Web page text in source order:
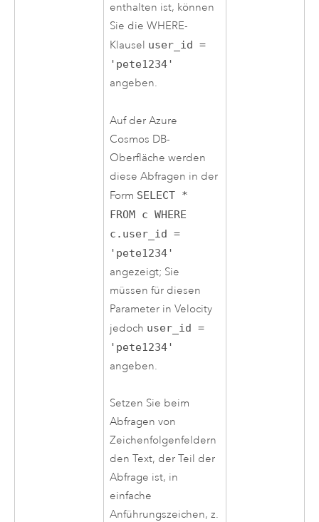
enthalten ist, können
Sie die WHERE-
Klausel user_id =
'pete1234'
angeben.
Auf derAzure
Cosmos DB-
Oberfläche werden
diese Abfragen in der
Form SELECT *
FROM c WHERE
c.user_id =
'pete1234'
angezeigt; Sie
müssen für diesen
Parameter inVelocity
jedoch user_id =
'pete1234'
angeben.
Setzen Sie beim
Abfragen von
Zeichenfolgenfeldern
den Text, der Teil der
Abfrage ist, in
einfache
Anführungszeichen, z.